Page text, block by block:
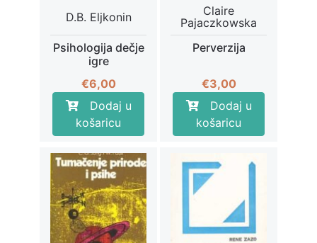
D.B. Eljkonin
Psihologija dečje
igre
€6,00
Dodaj u
košaricu
Claire
Pajaczkowska
Perverzija
€3,00
Dodaj u
košaricu